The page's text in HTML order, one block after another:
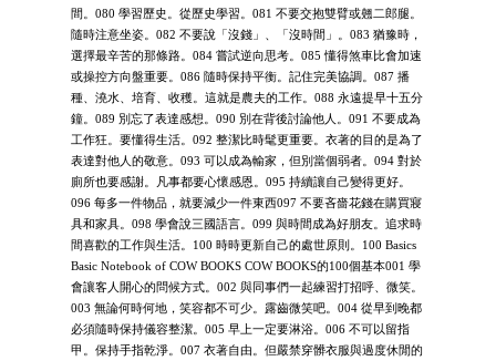
間。080 學習歷史。從歷史學習。081 不要交抱雙臂或翹二郎腿。
隨時注意坐姿。082 不要說「沒錢」、「沒時間」。083 猶豫時，
選擇最辛苦的那條路。084 嘗試逆向思考。085 懂得煞車比會加速
或操控方向盤重要。086 隨時保持平衡。記住完美協調。087 播
種、澆水、培育、收穫。這就是農夫的工作。088 永遠提早十五分
鐘。089 別忘了表達感想。090 別在背後討論他人。091 不要成為
工作狂。要懂得生活。092 整潔比時髦更重要。衣著的目的是為了
表達對他人的敬意。093 可以成為輸家，但別當個弱者。094 對於
廁所也要感謝。凡事都要心懷感恩。095 持續讓自己變得更好。
096 每多一件物品，就要減少一件東西097 不要吝嗇花錢在購買寢
具和家具。098 學會說三國語言。099 與時間成為好朋友。追求時
間喜歡的工作與生活。100 時時更新自己的處世原則。100 Basics
Basic Notebook of COW BOOKS COW BOOKS的100個基本001 學
會讓客人開心的問候方式。002 與同事們一起練習打招呼、微笑。
003 無論何時何地，笑容都不可少。露齒微笑吧。004 從早到晚都
必須隨時保持儀容整潔。005 早上一定要淋浴。006 不可以留指
甲。保持手指乾淨。007 衣著自由。但嚴禁穿髒衣服與過度休閒的